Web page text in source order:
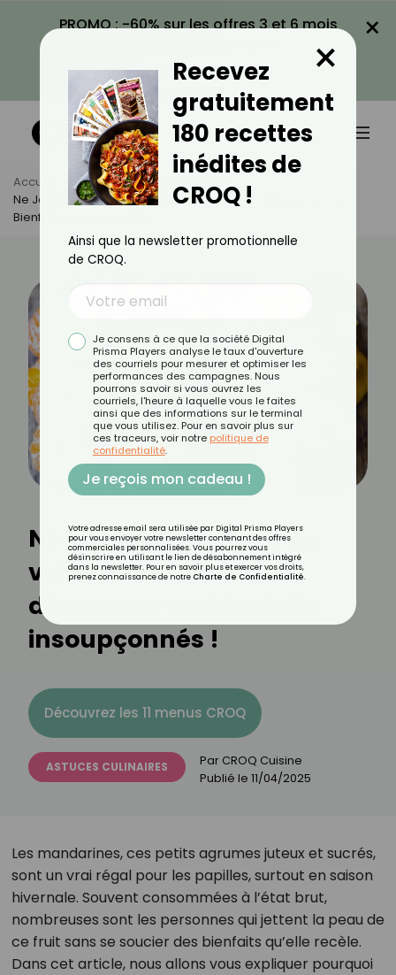
PROMO : -60% sur les offres 3 et 6 mois
VOIR LA PROMO
×
Accueil Actus
Astuces Culinaires
Ne Jetez Plus La Peau De Votre Mandarine : Découvrez Ses
Bienfaits Insoupçonnés !
Ne jetez plus la peau de
votre mandarine :
découvrez ses bienfaits
insoupçonnés !
Découvrez les 11 menus CROQ
ASTUCES CULINAIRES Par CROQ Cuisine
Publié le 11/04/2025
Les mandarines, ces petits agrumes juteux et sucrés,
sont un vrai régal pour les papilles, surtout en saison
hivernale. Souvent consommées à l’état brut,
nombreuses sont les personnes qui jettent la peau de
ce fruit sans se soucier des bienfaits qu’elle recèle.
Dans cet article, nous allons vous expliquer pourquoi
Recevez
gratuitement
180 recettes
inédites de
CROQ !
×
Ainsi que la newsletter promotionnelle
de CROQ.
Je consens à ce que la société Digital
Prisma Players analyse le taux d'ouverture
des courriels pour mesurer et optimiser les
performances des campagnes. Nous
pourrons savoir si vous ouvrez les
courriels, l'heure à laquelle vous le faites
ainsi que des informations sur le terminal
que vous utilisez. Pour en savoir plus sur
ces traceurs, voir notre politique de
confidentialité.
Je reçois mon cadeau !
Votre adresse email sera utilisée par Digital Prisma Players
pour vous envoyer votre newsletter contenant des offres
commerciales personnalisées. Vous pourrez vous
désinscrire en utilisant le lien de désabonnement intégré
dans la newsletter. Pour en savoir plus et exercer vos droits,
prenez connaissance de notre Charte de Confidentialité.